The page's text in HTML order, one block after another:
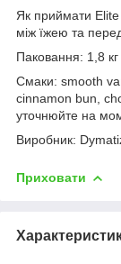
Як приймати
між їжею та
Паковання: 1,8
Смаки: smooth
cinnamon bun,
уточнюйте на
Виробник:
Приховати